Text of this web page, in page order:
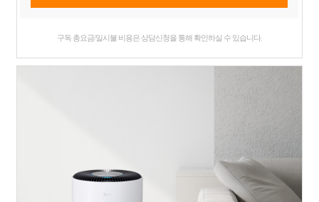
구독 총요금/일시불 비용은 상담신청을 통해 확인하실 수 있습니다.